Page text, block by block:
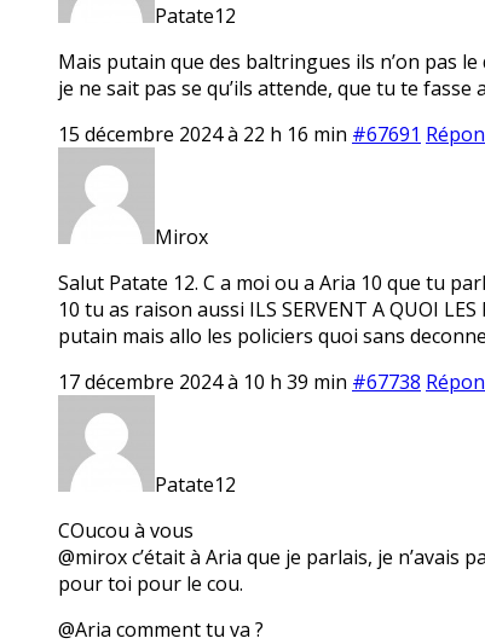
Patate12
Mais putain que des baltringues ils n’on pas
je ne sait pas se qu’ils attende, que tu te fasse
15 décembre 2024 à 22 h 16 min #67691
Mirox
Salut Patate 12. C a moi ou a Aria 10 que tu
10 tu as raison aussi ILS SERVENT A QUOI LES
putain mais allo les policiers quoi sans
17 décembre 2024 à 10 h 39 min #67738
Patate12
COucou à vous
@mirox c’était à Aria que je parlais, je
pour toi pour le cou.
@Aria comment tu va ?